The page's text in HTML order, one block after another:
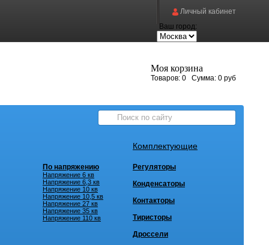
Личный кабинет
Ваш город:
Моя корзина
Товаров: 0 Сумма: 0 руб
По напряжению
Напряжение 6 кв
Напряжение 6,3 кв
Напряжение 10 кв
Напряжение 10,5 кв
Напряжение 27 кв
Напряжение 35 кв
Напряжение 110 кв
Комплектующие
Регуляторы
Конденсаторы
Контакторы
Тиристоры
Дроссели